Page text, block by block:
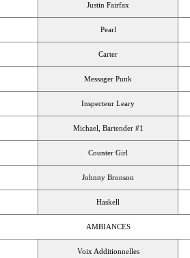
Justin Fairfax
Pearl
Carter
Messager Punk
Inspecteur Leary
Michael, Bartender #1
Counter Girl
Johnny Bronson
Haskell
AMBIANCES
Voix Additionnelles